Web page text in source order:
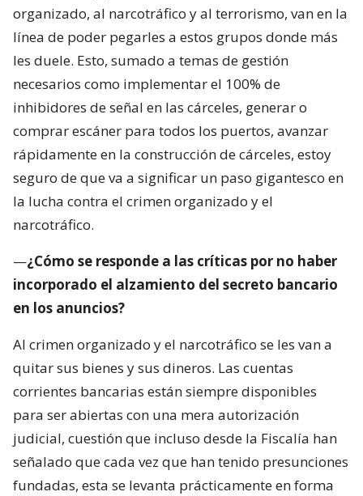
organizado, al narcotráfico y al terrorismo, van en la
línea de poder pegarles a estos grupos donde más
les duele. Esto, sumado a temas de gestión
necesarios como implementar el 100% de
inhibidores de señal en las cárceles, generar o
comprar escáner para todos los puertos, avanzar
rápidamente en la construcción de cárceles, estoy
seguro de que va a significar un paso gigantesco en
la lucha contra el crimen organizado y el
narcotráfico.
—¿Cómo se responde a las críticas por no haber
incorporado el alzamiento del secreto bancario
en los anuncios?
Al crimen organizado y el narcotráfico se les van a
quitar sus bienes y sus dineros. Las cuentas
corrientes bancarias están siempre disponibles
para ser abiertas con una mera autorización
judicial, cuestión que incluso desde la Fiscalía han
señalado que cada vez que han tenido presunciones
fundadas, esta se levanta prácticamente en forma